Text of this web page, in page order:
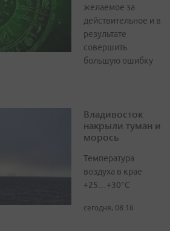
желаемое за
действительное и в
результате
совершить
большую ошибку
Владивосток
накрыли туман и
морось
Температура
воздуха в крае
+25…+30°C
сегодня, 08:16